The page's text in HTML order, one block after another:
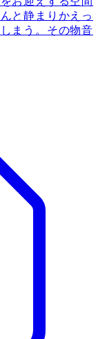
と静まりかえっ
まう。その物音